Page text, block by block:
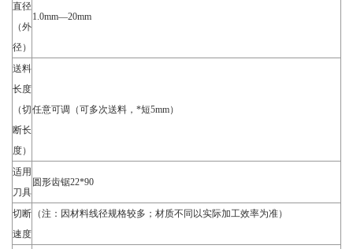
直径
（外
径）
1.0mm—20mm
送料
长度
（切
断长
度）
任意可调（可多次送料，*短5mm）
适用
刀具
圆形齿锯22*90
切断
速度
（注：因材料线径规格较多；材质不同以实际加工效率为准）